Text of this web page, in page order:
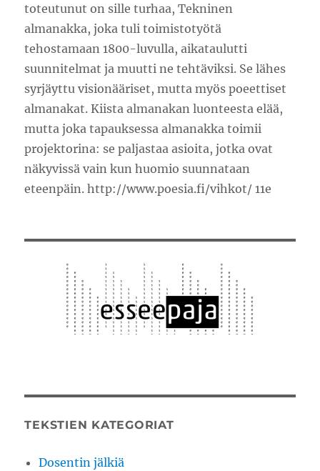
toteutunut on sille turhaa, Tekninen
almanakka, joka tuli toimistotyötä
tehostamaan 1800-luvulla, aikataulutti
suunnitelmat ja muutti ne tehtäviksi. Se lähes
syrjäyttu visionääriset, mutta myös poeettiset
almanakat. Kiista almanakan luonteesta elää,
mutta joka tapauksessa almanakka toimii
projektorina: se paljastaa asioita, jotka ovat
näkyvissä vain kun huomio suunnataan
eteenpäin. http://www.poesia.fi/vihkot/ 11e
TEKSTIEN KATEGORIAT
Dosentin jälkiä